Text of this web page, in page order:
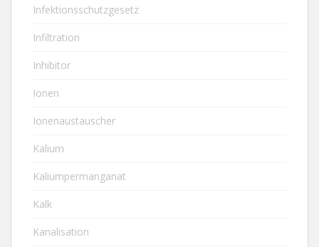
Infektionsschutzgesetz
Infiltration
Inhibitor
Ionen
Ionenaustauscher
Kalium
Kaliumpermanganat
Kalk
Kanalisation